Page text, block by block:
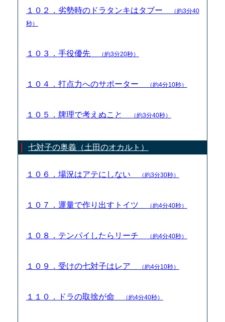
１０２．劣勢時のドラタンキはタブー
（約3分40
秒）
１０３．手役優先 （約3分20秒）
１０４．打点力へのサポーター （約4分10秒）
１０５．牌理で考えぬこと （約3分40秒）
七対子の奥義（土田のオカルト）
１０６．場況はアテにしない （約3分30秒）
１０７．運量で作り出すトイツ （約4分40秒）
１０８．テンパイしたらリーチ （約4分40秒）
１０９．受けの七対子はレア （約4分10秒）
１１０．ドラの取捨が命 （約4分40秒）